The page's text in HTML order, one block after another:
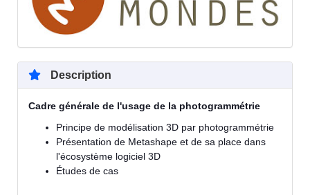
Description
Cadre générale de l'usage de la photogrammétrie
Principe de modélisation 3D par photogrammétrie
Présentation de Metashape et de sa place dans
l'écosystème logiciel 3D
Études de cas